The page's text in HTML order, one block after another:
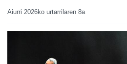
Aiurri 2026ko urtarrilaren 8a